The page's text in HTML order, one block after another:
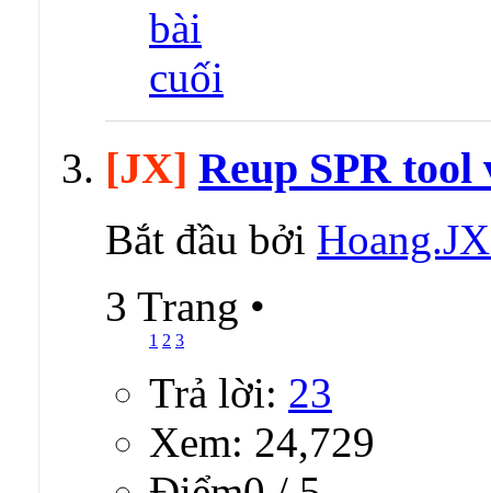
[JX] Reup SPR tool
Bắt đầu bởi
3 Trang •
1 2 3
Trả lời: 23
Xem: 24,729